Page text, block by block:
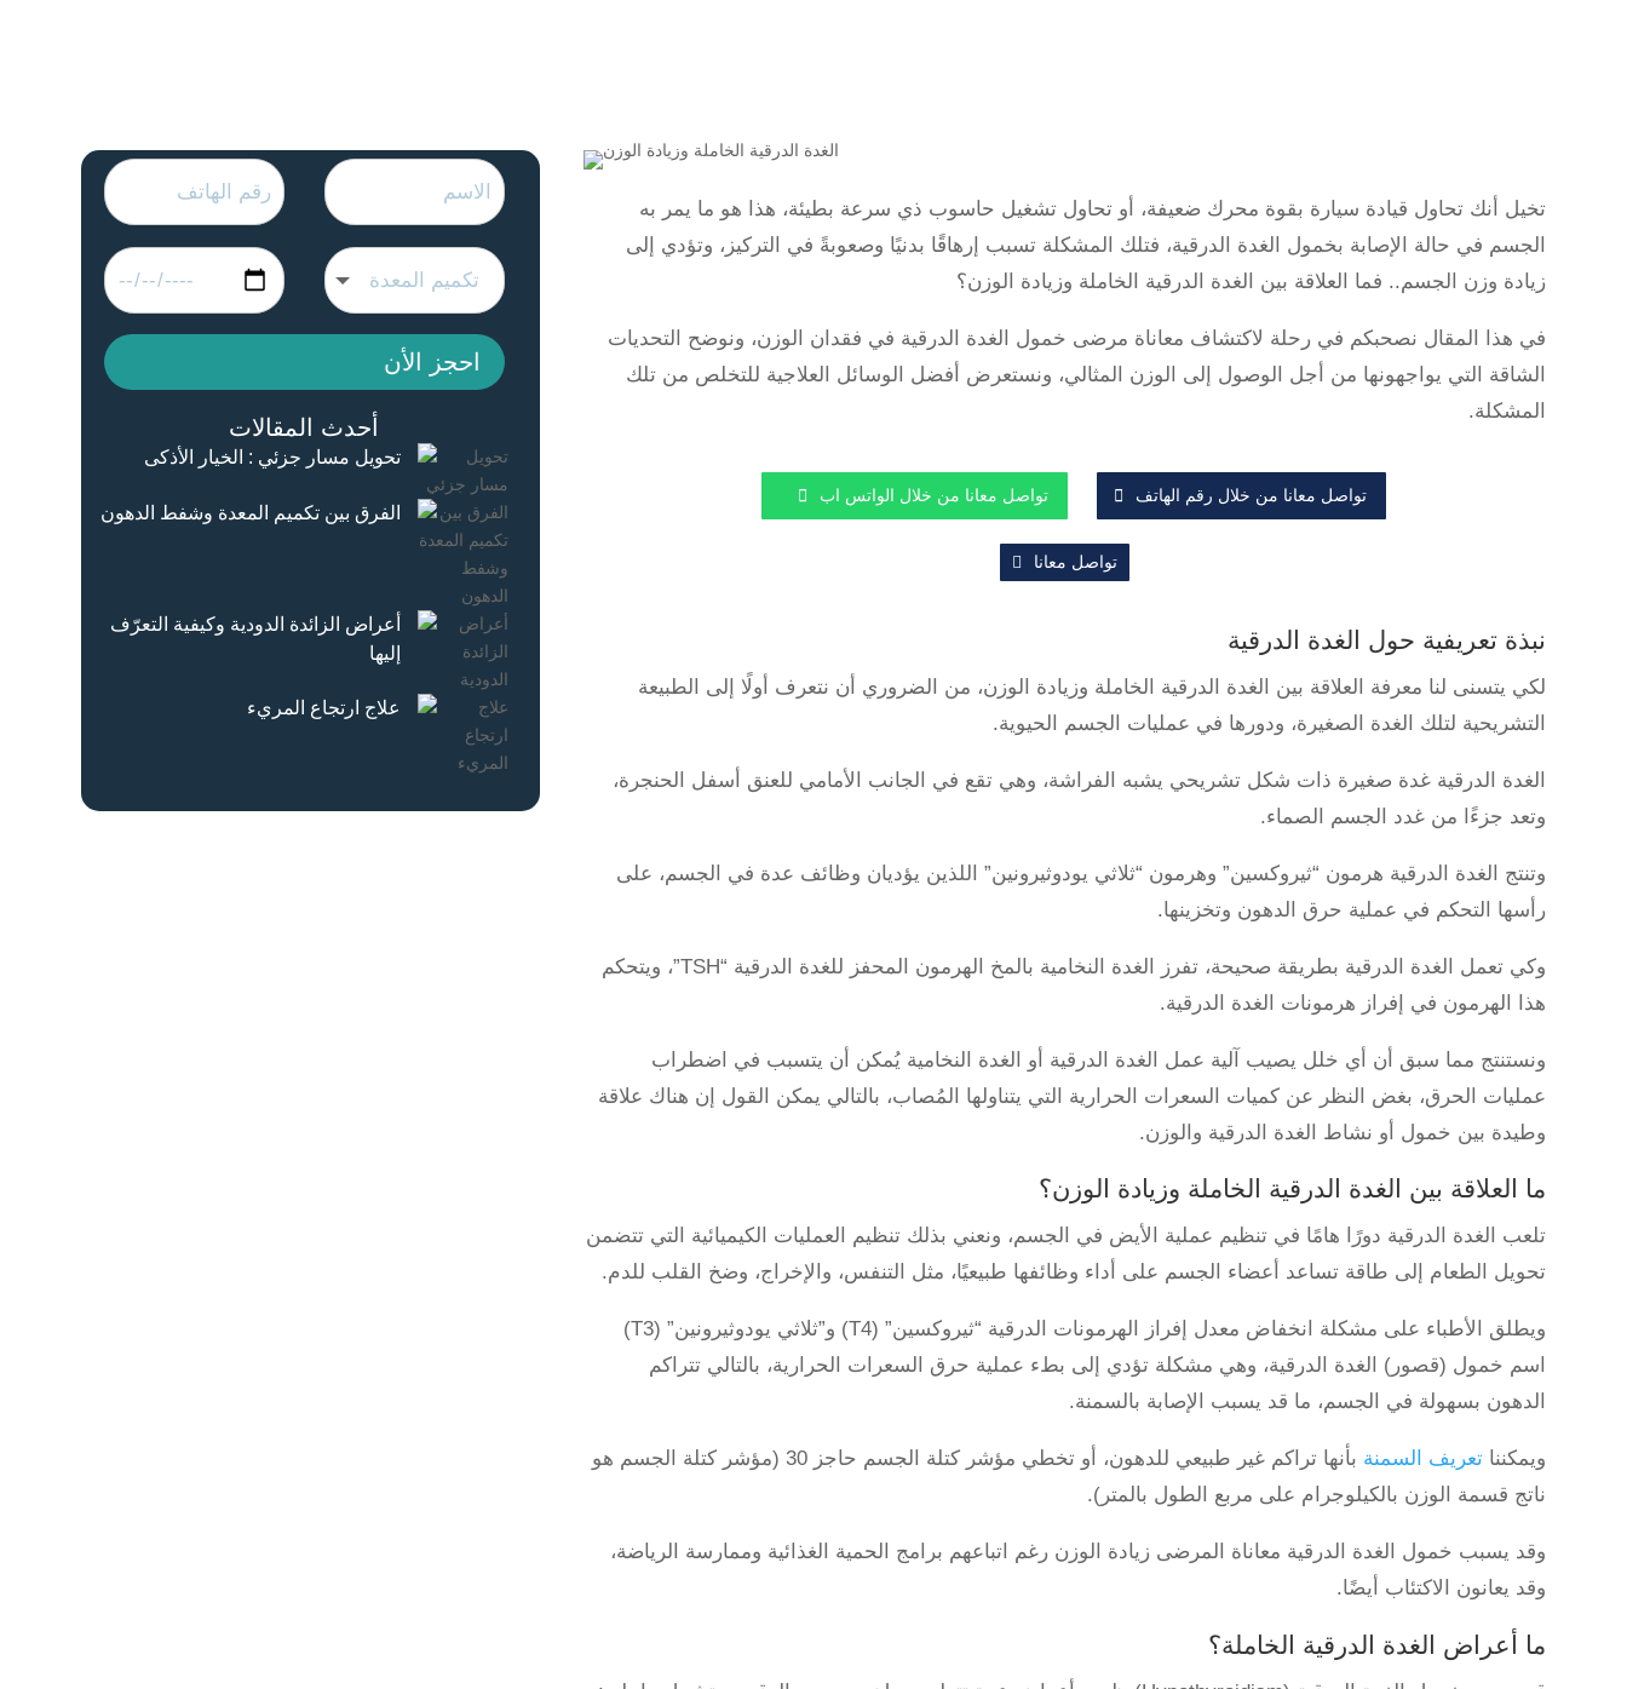
احجز الأن
أحدث المقالات
تحويل مسار جزئي : الخيار الأذكى
الفرق بين تكميم المعدة وشفط الدهون
أعراض الزائدة الدودية وكيفية التعرّف
إليها
علاج ارتجاع المريء
تخيل أنك تحاول قيادة سيارة بقوة محرك ضعيفة، أو تحاول تشغيل حاسوب ذي سرعة بطيئة، هذا هو ما يمر به
الجسم في حالة الإصابة بخمول الغدة الدرقية، فتلك المشكلة تسبب إرهاقًا بدنيًا وصعوبةً في التركيز، وتؤدي إلى
زيادة وزن الجسم.. فما العلاقة بين الغدة الدرقية الخاملة وزيادة الوزن؟
في هذا المقال نصحبكم في رحلة لاكتشاف معاناة مرضى خمول الغدة الدرقية في فقدان الوزن، ونوضح التحديات
الشاقة التي يواجهونها من أجل الوصول إلى الوزن المثالي، ونستعرض أفضل الوسائل العلاجية للتخلص من تلك
المشكلة.
تواصل معانا من خلال الواتس اب تواصل معانا من خلال رقم الهاتف
تواصل معانا
نبذة تعريفية حول الغدة الدرقية
لكي يتسنى لنا معرفة العلاقة بين الغدة الدرقية الخاملة وزيادة الوزن، من الضروري أن نتعرف أولًا إلى الطبيعة
التشريحية لتلك الغدة الصغيرة، ودورها في عمليات الجسم الحيوية.
الغدة الدرقية غدة صغيرة ذات شكل تشريحي يشبه الفراشة، وهي تقع في الجانب الأمامي للعنق أسفل الحنجرة،
وتعد جزءًا من غدد الجسم الصماء.
وتنتج الغدة الدرقية هرمون “ثيروكسين” وهرمون “ثلاثي يودوثيرونين” اللذين يؤديان وظائف عدة في الجسم، على
رأسها التحكم في عملية حرق الدهون وتخزينها.
وكي تعمل الغدة الدرقية بطريقة صحيحة، تفرز الغدة النخامية بالمخ الهرمون المحفز للغدة الدرقية “TSH”، ويتحكم
هذا الهرمون في إفراز هرمونات الغدة الدرقية.
ونستنتج مما سبق أن أي خلل يصيب آلية عمل الغدة الدرقية أو الغدة النخامية يُمكن أن يتسبب في اضطراب
عمليات الحرق، بغض النظر عن كميات السعرات الحرارية التي يتناولها المُصاب، بالتالي يمكن القول إن هناك علاقة
وطيدة بين خمول أو نشاط الغدة الدرقية والوزن.
ما العلاقة بين الغدة الدرقية الخاملة وزيادة الوزن؟
تلعب الغدة الدرقية دورًا هامًا في تنظيم عملية الأيض في الجسم، ونعني بذلك تنظيم العمليات الكيميائية التي تتضمن
تحويل الطعام إلى طاقة تساعد أعضاء الجسم على أداء وظائفها طبيعيًا، مثل التنفس، والإخراج، وضخ القلب للدم.
ويطلق الأطباء على مشكلة انخفاض معدل إفراز الهرمونات الدرقية “ثيروكسين” (T4) و”ثلاثي يودوثيرونين” (T3)
اسم خمول (قصور) الغدة الدرقية، وهي مشكلة تؤدي إلى بطء عملية حرق السعرات الحرارية، بالتالي تتراكم
الدهون بسهولة في الجسم، ما قد يسبب الإصابة بالسمنة.
ويمكنناتعريف السمنة
بأنها تراكم غير طبيعي للدهون، أو تخطي مؤشر كتلة الجسم حاجز 30 (مؤشر كتلة الجسم هو
ناتج قسمة الوزن بالكيلوجرام على مربع الطول بالمتر).
وقد يسبب خمول الغدة الدرقية معاناة المرضى زيادة الوزن رغم اتباعهم برامج الحمية الغذائية وممارسة الرياضة،
وقد يعانون الاكتئاب أيضًا.
ما أعراض الغدة الدرقية الخاملة؟